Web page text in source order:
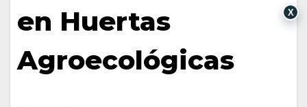
en Huertas
Agroecológicas
X